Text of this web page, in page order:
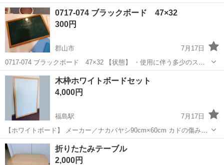
0717-074 ブラックボード 47×32
300円
郡山市
7月17日
0717-074 ブラックボード 47×32 【状態】 ・使用に伴う多少のス
レ、キズ、落としきれない汚れなどございます ・詳細は現地でご確認
ください ・お値引きは出来かねますのでご了承願います ※中古品の
た...
福島 郡山市 オフィス用家具 ブラックボード
木枠ホワイトボードセット
4,000円
福島駅
7月17日
【ホワイトボード】 メーカー／ナカバヤシ90cm×60cm カドの傷み・
板面の歪み少しあります 【イレーザー】 良く消える。汚れても洗剤で
洗って繰り返し使えます 【マーカー3本（黒・赤・青）】
福島 福島市 福島駅 オフィス用家具
折りたたみテーブル
2,000円